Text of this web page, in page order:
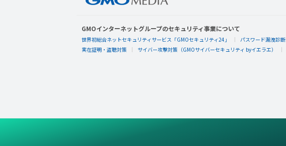
GMOインターネットグループのセキュリティ事業について
世界初総合ネットセキュリティサービス「GMOセキュリティ24」 パスワード漏洩診断
実在証明・盗聴対策
サイバー攻撃対策（GMOサイバーセキュリティ byイエラエ）